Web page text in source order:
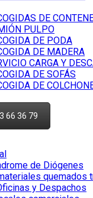
DE
PULPO
DE PODA
DE MADERA
CARGA Y
DE SOFÁS
DE
66 36 79
de Diógenes
quemados
y Despachos